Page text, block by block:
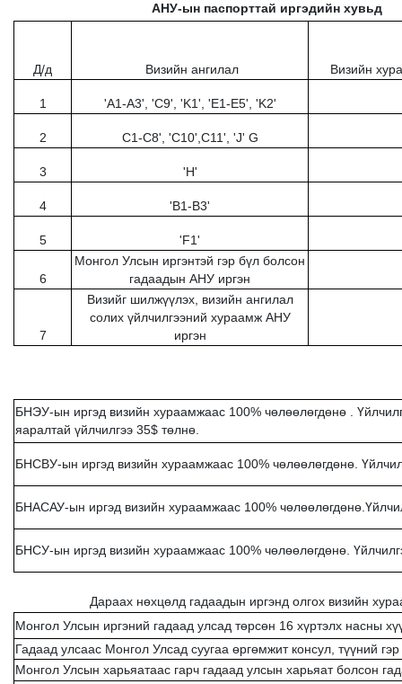
АНУ-ын паспорттай иргэдийн хувьд
Д/д Визийн ангилал Визийн
1 'A1-A3', 'C9', 'K1', 'E1-E5', 'K2'
2 C1-C8', 'C10',C11', 'J' G
3 'H'
4 'B1-B3'
5 'F1'
6
Монгол Улсын иргэнтэй гэр бүл болсон
гадаадын АНУ иргэн
7
Визийг шилжүүлэх, визийн ангилал
солих үйлчилгээний хураамж АНУ
иргэн
БНЭУ-ын иргэд визийн хураамжаас 100% чөлөөлөгдөнө .
яаралтай үйлчилгээ 35$ төлнө.
БНСВУ-ын иргэд визийн хураамжаас 100% чөлөөлөгдөнө.
БНАСАУ-ын иргэд визийн хураамжаас 100%
БНСУ-ын иргэд визийн хураамжаас 100% чөлөөлөгдөнө.
Дараах нөхцөлд гадаадын иргэнд олгох визийн
Монгол Улсын иргэний гадаад улсад төрсөн 16 хүртэлх насны
Гадаад улсаас Монгол Улсад суугаа өргөмжит консул, түүний
Монгол Улсын харьяатаас гарч гадаад улсын харьяат болсон